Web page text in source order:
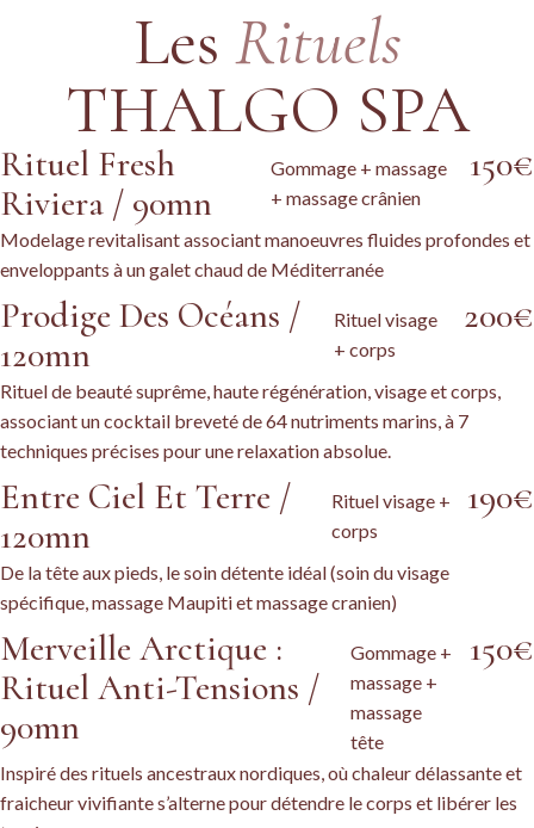
Les Rituels
THALGO SPA
Rituel Fresh
Riviera / 90mn
Gommage + massage
+ massage crânien
150€
Modelage revitalisant associant manoeuvres fluides profondes et
enveloppants à un galet chaud de Méditerranée
Prodige Des Océans /
120mn
Rituel visage
+ corps
200€
Rituel de beauté suprême, haute régénération, visage et corps,
associant un cocktail breveté de 64 nutriments marins, à 7
techniques précises pour une relaxation absolue.
Entre Ciel Et Terre /
120mn
Rituel visage +
corps
190€
De la tête aux pieds, le soin détente idéal (soin du visage
spécifique, massage Maupiti et massage cranien)
Merveille Arctique :
Rituel Anti-Tensions /
90mn
Gommage +
massage +
massage
tête
150€
Inspiré des rituels ancestraux nordiques, où chaleur délassante et
fraicheur vivifiante s’alterne pour détendre le corps et libérer les